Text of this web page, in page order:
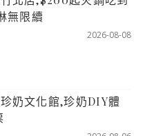
無限續
2026-08-08
奶文化館,珍奶DIY體